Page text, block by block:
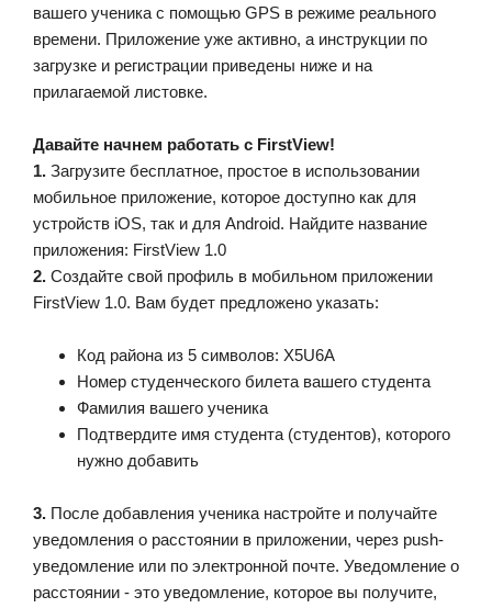
вашего ученика с помощью GPS в режиме реального
времени. Приложение уже активно, а инструкции по
загрузке и регистрации приведены ниже и на
прилагаемой листовке.
Давайте начнем работать с FirstView!
1. Загрузите бесплатное, простое в использовании
мобильное приложение, которое доступно как для
устройств iOS, так и для Android. Найдите название
приложения: FirstView 1.0
2. Создайте свой профиль в мобильном приложении
FirstView 1.0. Вам будет предложено указать:
Код района из 5 символов: X5U6A
Номер студенческого билета вашего студента
Фамилия вашего ученика
Подтвердите имя студента (студентов), которого
нужно добавить
3. После добавления ученика настройте и получайте
уведомления о расстоянии в приложении, через push-
уведомление или по электронной почте. Уведомление о
расстоянии - это уведомление, которое вы получите,